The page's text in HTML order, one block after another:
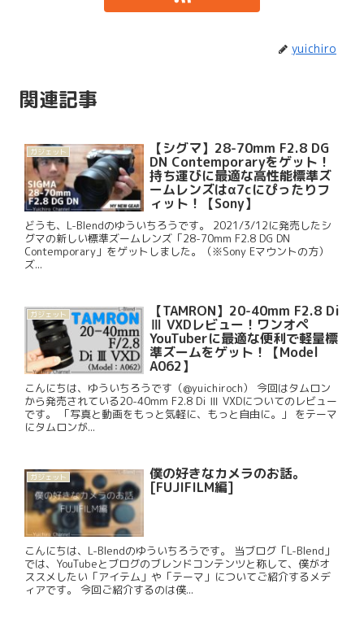
yuichiro
関連記事
ガジェット 【シグマ】28-70mm F2.8 DG
DN Contemporaryをゲット！
持ち運びに最適な高性能標準ズ
ームレンズはα7cにぴったりフ
ィット！【Sony】
どうも、L-Blendのゆういちろうです。 2021/3/12に発売したシ
グマの新しい標準ズームレンズ「28-70mm F2.8 DG DN
Contemporary」をゲットしました。（※Sony Eマウントの方）
ズ...
ガジェット 【TAMRON】20-40mm F2.8 Di
Ⅲ VXDレビュー！ワンオペ
YouTuberに最適な便利で軽量標
準ズームをゲット！【Model
A062】
こんにちは、ゆういちろうです（@yuichiroch） 今回はタムロン
から発売されている20-40mm F2.8 Di Ⅲ VXDについてのレビュー
です。 「写真と動画をもっと気軽に、もっと自由に。」 をテーマ
にタムロンが...
ガジェット 僕の好きなカメラのお話。
[FUJIFILM編]
こんにちは、L-Blendのゆういちろうです。 当ブログ「L-Blend」
では、YouTubeとブログのブレンドコンテンツと称して、僕がオ
ススメしたい「アイテム」や「テーマ」についてご紹介するメデ
ィアです。 今回ご紹介するのは僕...